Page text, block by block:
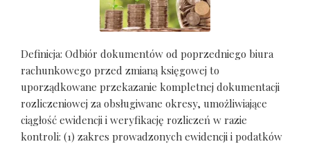
Definicja: Odbiór dokumentów od poprzedniego biura
rachunkowego przed zmianą księgowej to
uporządkowane przekazanie kompletnej dokumentacji
rozliczeniowej za obsługiwane okresy, umożliwiające
ciągłość ewidencji i weryfikację rozliczeń w razie
kontroli: (1) zakres prowadzonych ewidencji i podatków